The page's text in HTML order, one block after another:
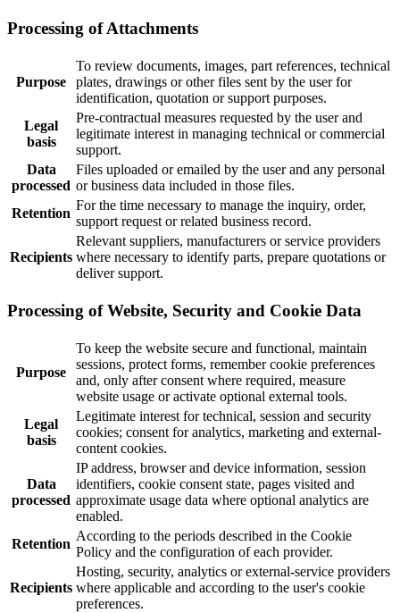
Processing of Attachments
Purpose
To review documents, images, part references, technical
plates, drawings or other files sent by the user for
identification, quotation or support purposes.
Legal
basis
Pre-contractual measures requested by the user and
legitimate interest in managing technical or commercial
support.
Data
processed
Files uploaded or emailed by the user and any personal
or business data included in those files.
Retention
For the time necessary to manage the inquiry, order,
support request or related business record.
Recipients
Relevant suppliers, manufacturers or service providers
where necessary to identify parts, prepare quotations or
deliver support.
Processing of Website, Security and Cookie Data
Purpose
To keep the website secure and functional, maintain
sessions, protect forms, remember cookie preferences
and, only after consent where required, measure
website usage or activate optional external tools.
Legal
basis
Legitimate interest for technical, session and security
cookies; consent for analytics, marketing and external-
content cookies.
Data
processed
IP address, browser and device information, session
identifiers, cookie consent state, pages visited and
approximate usage data where optional analytics are
enabled.
Retention
According to the periods described in the Cookie
Policy and the configuration of each provider.
Recipients
Hosting, security, analytics or external-service providers
where applicable and according to the user's cookie
preferences.